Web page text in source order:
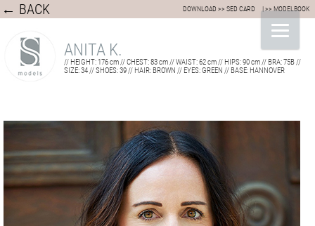
← BACK | >> MODELBOOK
DOWNLOAD >> SED CARD
ANITA K.
// HEIGHT: 176 cm // CHEST: 83 cm // WAIST: 62 cm // HIPS: 90 cm // BRA: 75B //
SIZE: 34 // SHOES: 39 // HAIR: BROWN // EYES: GREEN // BASE: HANNOVER